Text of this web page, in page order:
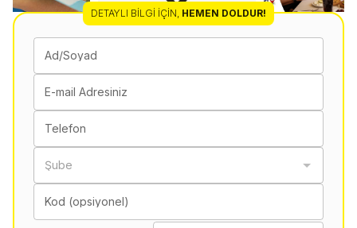
DETAYLI BILGI İÇIN, HEMEN DOLDUR!
Ad/Soyad
E-mail Adresiniz
Telefon
Şube
Kod (opsiyonel)